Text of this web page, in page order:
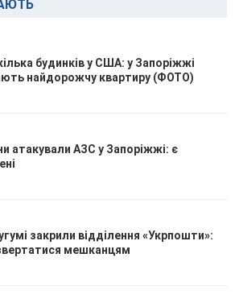
будинків у США: у Запоріжжі
найдорожчу квартиру (ФОТО)
атакували АЗС у Запоріжжі: є
закрили відділення «Укрпошти»:
мешканцям